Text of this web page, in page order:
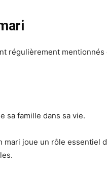
régulièrement mentionnés
sa famille dans sa vie.
joue un rôle essentiel